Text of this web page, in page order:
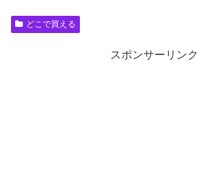
どこで買える
スポンサーリンク